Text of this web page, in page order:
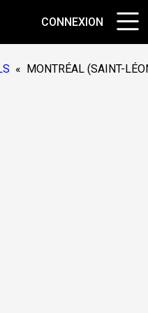
CONNEXION
« MONTRÉAL (SAINT-